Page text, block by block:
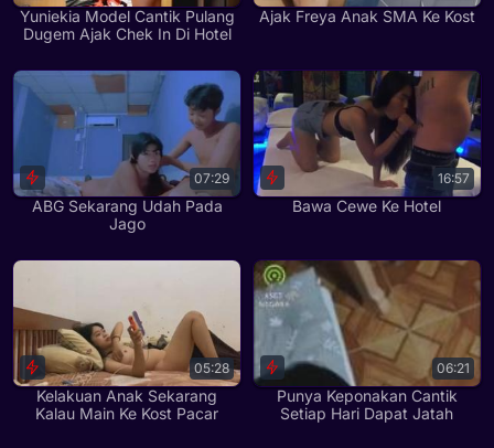
Yuniekia Model Cantik Pulang
Dugem Ajak Chek In Di Hotel
Ajak Freya Anak SMA Ke Kost
ABG Sekarang Udah Pada
Jago
07:29
Bawa Cewe Ke Hotel
16:57
Kelakuan Anak Sekarang
Kalau Main Ke Kost Pacar
05:28
Punya Keponakan Cantik
Setiap Hari Dapat Jatah
06:21